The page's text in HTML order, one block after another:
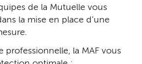
de la Mutuelle vous
la mise en place d’une
professionnelle, la MAF vous